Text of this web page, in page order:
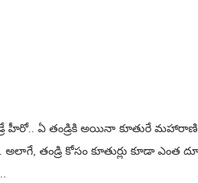
హీరో.. ఏ తండ్రికి అయినా కూతురే మహారాణి.
అలాగే, తండ్రి కోసం కూతుర్లు కూడా